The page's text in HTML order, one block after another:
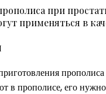
при
применяться в
в прополисе, его